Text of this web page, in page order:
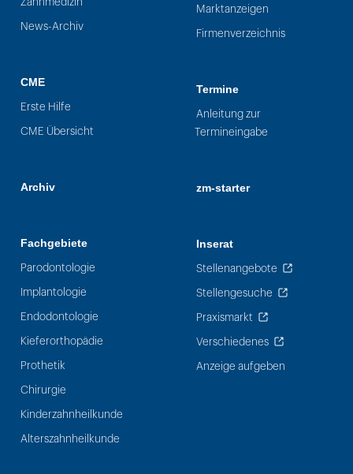
News-Archiv
CME
Erste Hilfe
CME Übersicht
Archiv
Fachgebiete
Parodontologie
Implantologie
Endodontologie
Kieferorthopädie
Prothetik
Chirurgie
Kinderzahnheilkunde
Alterszahnheilkunde
Marktanzeigen
Firmenverzeichnis
Termine
Anleitung zur
Termineingabe
zm-starter
Inserat
Stellenangebote
Stellengesuche
Praxismarkt
Verschiedenes
Anzeige aufgeben